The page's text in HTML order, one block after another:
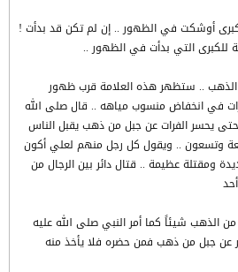
أوشكت في الظهور .. إن لم تكن قد بدأت !
للكبرى التي بدأت في الظهور ..
الذهب .. ستظهر هذه العلامة قرب ظهور
في انخفاض منسوب مياهه .. قال صلى الله
يحسر الفرات عن جبل من ذهب يقبل الناس
وتسعون .. ويقول كل رجل منهم لعلي أكون
ومقتلة عظيمة .. قتال دائر بين الرجال من
الذهب شيئاً كما أمر النبي صلى الله عليه
عن جبل من ذهب فمن حضره فلا يأخذ منه